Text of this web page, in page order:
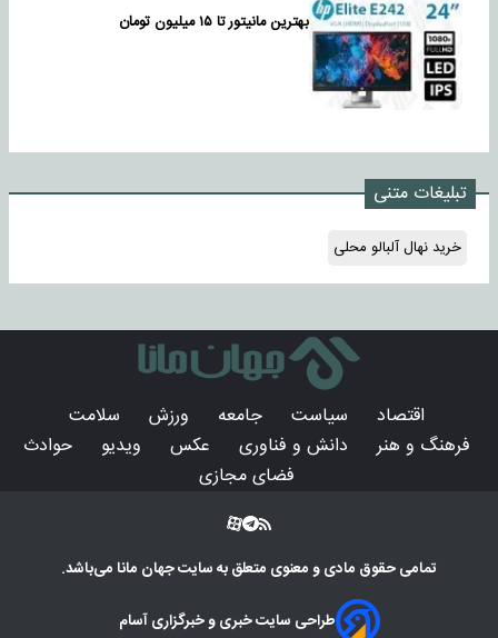
بهترین مانیتور تا ۱۵ میلیون تومان
تبلیغات متنی
خرید نهال آلبالو محلی
اقتصاد سیاست جامعه ورزش
سلامت
فرهنگ و هنر
دانش و فناوری عکس ویدیو
حوادث
فضای مجازی
تمامی حقوق مادی و معنوی متعلق به سایتجهان مانامی‌باشد.
طراحی سایت خبری و خبرگزاری آسام